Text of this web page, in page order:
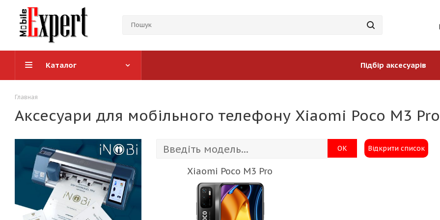
Каталог Підбір аксесуарів
Главная
Аксесуари для мобільного телефону Xiaomi Poco M3 Pro
ОК Відкрити список
Xiaomi Poco M3 Pro